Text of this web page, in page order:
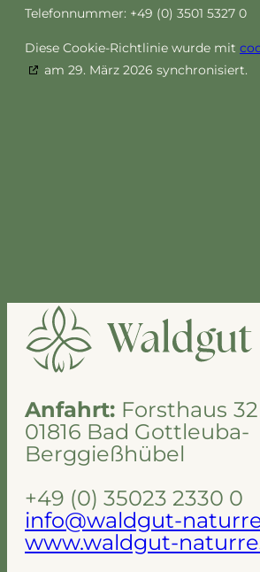
Telefonnummer: +49 (0) 3501 5327 0
Diese Cookie-Richtlinie wurde mit
am 29. März 2026 synchronisiert.
Anfahrt: Forsthaus 32
01816 Bad Gottleuba-
Berggießhübel
+49 (0) 35023 2330 0
info@waldgut-
www.waldgut-